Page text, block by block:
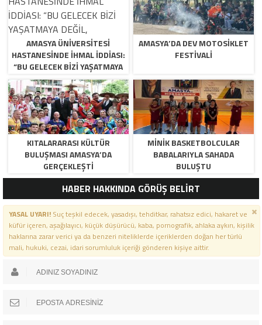
AMASYA ÜNİVERSİTESİ
HASTANESİNDE İHMAL İDDİASI:
“BU GELECEK BİZİ YAŞATMAYA
DEĞİL, ÖLDÜRMEYE GELİYOR!”
AMASYA’DA DEV MOTOSIKLET
FESTIVALI
KITALARARASI KÜLTÜR
BULUŞMASI AMASYA’DA
GERÇEKLEŞTI
MINIK BASKETBOLCULAR
BABALARIYLA SAHADA
BULUŞTU
HABER HAKKINDA GÖRÜŞ BELİRT
YASAL UYARI!Suç teşkil edecek, yasadışı, tehditkar, rahatsız edici, hakaret ve
küfür içeren, aşağılayıcı, küçük düşürücü, kaba, pornografik, ahlaka aykırı, kişilik
haklarına zarar verici ya da benzeri niteliklerde içeriklerden doğan her türlü
mali, hukuki, cezai, idari sorumluluk içeriği gönderen kişiye aittir.